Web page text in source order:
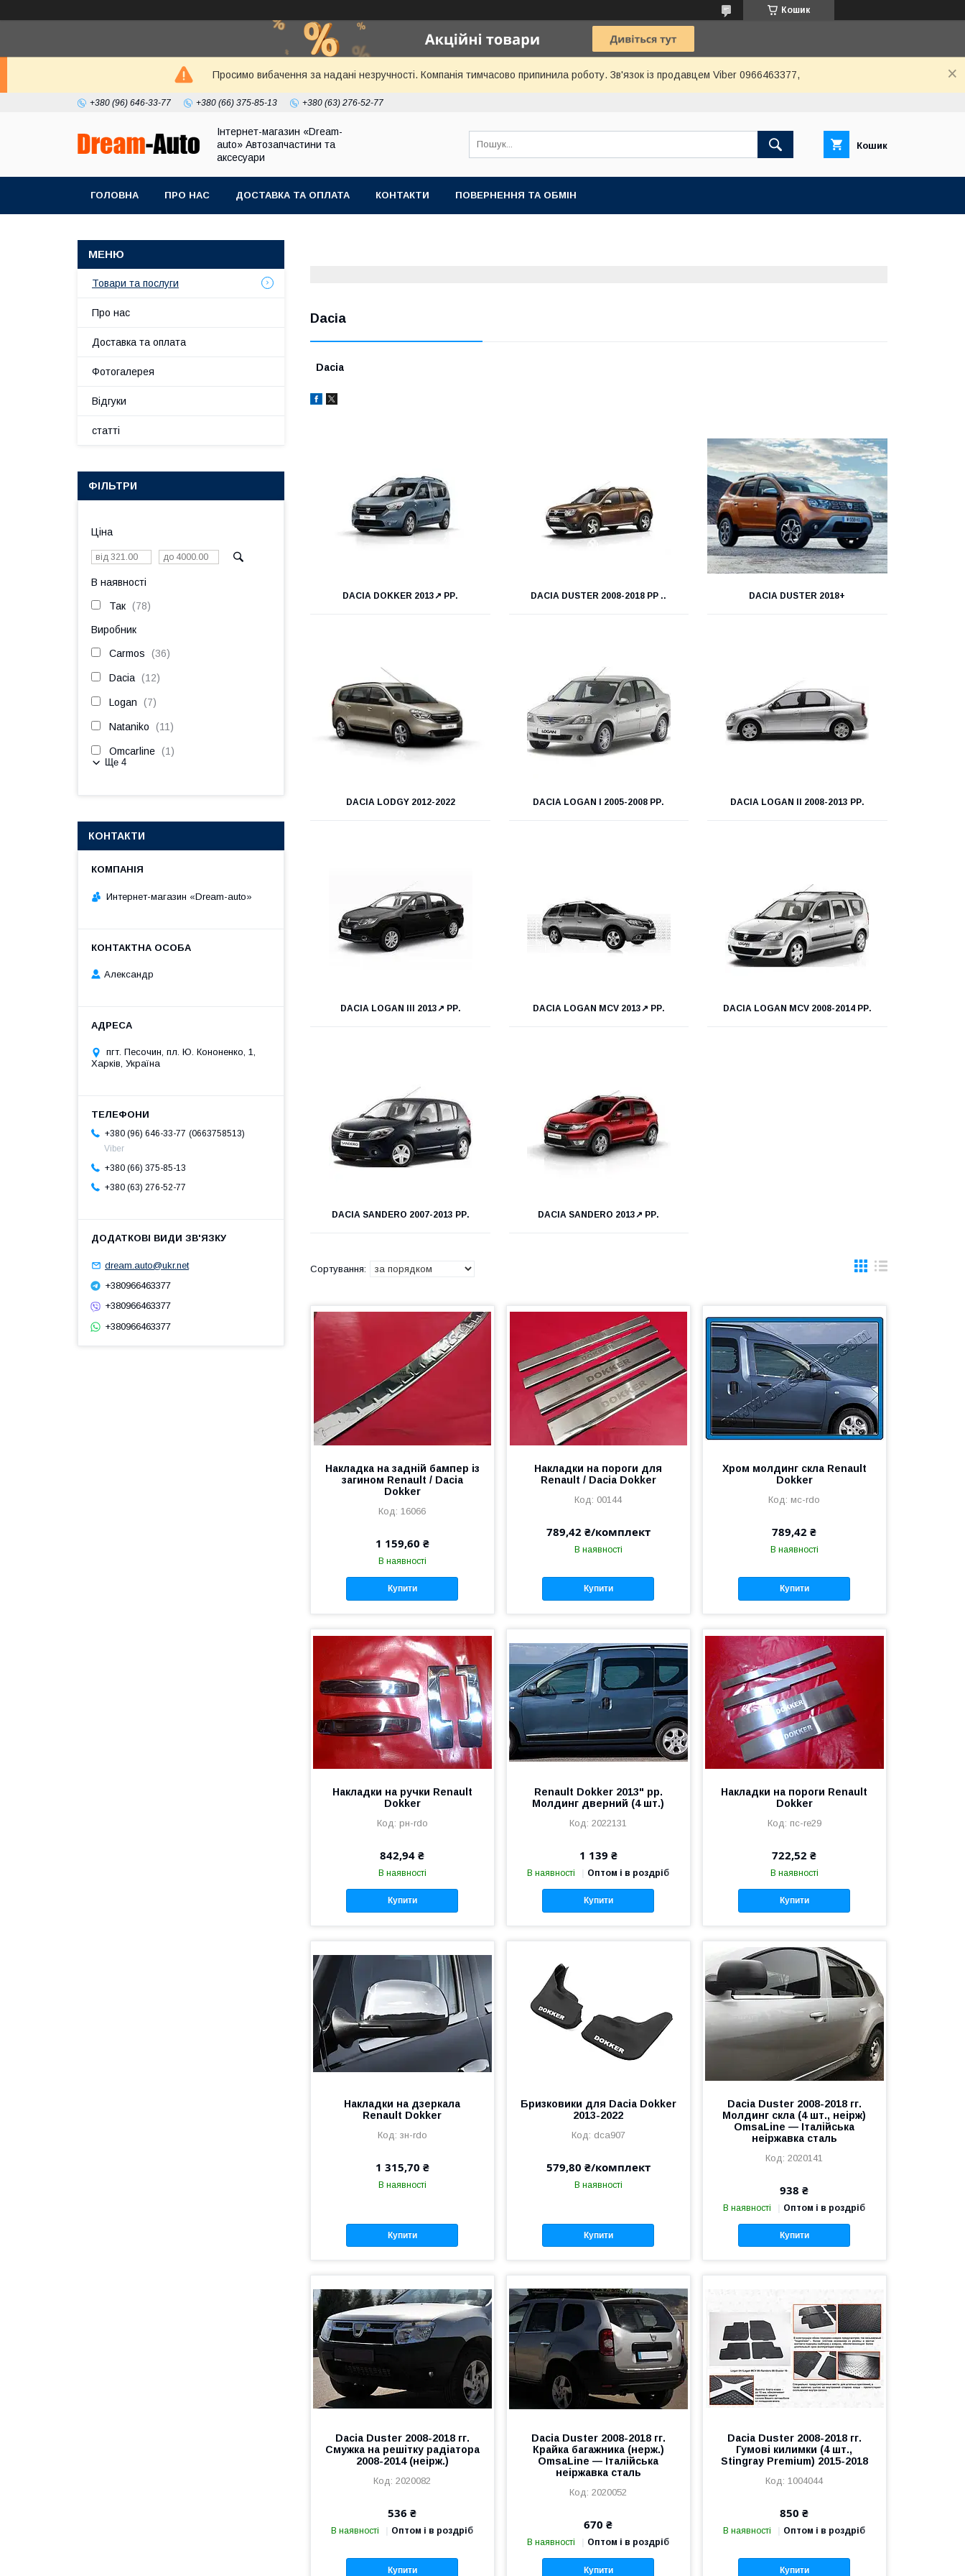
Кошик
Просимо вибачення за надані незручності. Компанія тимчасово припинила роботу. Зв'язок із продавцем Viber 0966463377,
+380 (96) 646-33-77 +380 (66) 375-85-13 +380 (63) 276-52-77
Інтернет-магазин «Dream-
auto» Автозапчастини та
аксесуари
Кошик
ГОЛОВНА ПРО НАС ДОСТАВКА ТА ОПЛАТА КОНТАКТИ ПОВЕРНЕННЯ ТА ОБМІН
Dacia
Dacia
DACIA DOKKER 2013↗ РР. DACIA DUSTER 2008-2018 РР .. DACIA DUSTER 2018+
DACIA LODGY 2012-2022 DACIA LOGAN I 2005-2008 РР. DACIA LOGAN II 2008-2013 РР.
DACIA LOGAN III 2013↗ РР. DACIA LOGAN MCV 2013↗ РР. DACIA LOGAN MCV 2008-2014 РР.
DACIA SANDERO 2007-2013 РР. DACIA SANDERO 2013↗ РР.
Накладка на задній бампер із
загином Renault / Dacia
Dokker
16066
1 159,60 ₴
В наявності
Купити
Накладки на пороги для
Renault / Dacia Dokker
00144
789,42 ₴/комплект
В наявності
Купити
Хром молдинг скла Renault
Dokker
мс-rdo
789,42 ₴
В наявності
Купити
Накладки на ручки Renault
Dokker
рн-rdo
842,94 ₴
В наявності
Купити
Renault Dokker 2013" рр.
Молдинг дверний (4 шт.)
2022131
1 139 ₴
В наявності Оптом і в роздріб
Купити
Накладки на пороги Renault
Dokker
пс-re29
722,52 ₴
В наявності
Купити
Накладки на дзеркала
Renault Dokker
зн-rdo
1 315,70 ₴
В наявності
Купити
Бризковики для Dacia Dokker
2013-2022
dca907
579,80 ₴/комплект
В наявності
Купити
Dacia Duster 2008-2018 гг.
Молдинг скла (4 шт., неірж)
OmsaLine — Італійська
неіржавка сталь
2020141
938 ₴
В наявності Оптом і в роздріб
Купити
Dacia Duster 2008-2018 гг.
Смужка на решітку радіатора
2008-2014 (неірж.)
2020082
536 ₴
В наявності Оптом і в роздріб
Купити
Dacia Duster 2008-2018 гг.
Крайка багажника (нерж.)
OmsaLine — Італійська
неіржавка сталь
2020052
670 ₴
В наявності Оптом і в роздріб
Купити
Dacia Duster 2008-2018 гг.
Гумові килимки (4 шт.,
Stingray Premium) 2015-2018
1004044
850 ₴
В наявності Оптом і в роздріб
Купити
Товари та послуги
Про нас
Доставка та оплата
Фотогалерея
Відгуки
статті
ФІЛЬТРИ
Ціна
В наявності
Так 78
Виробник
Carmos 36
Dacia 12
Logan 7
Nataniko 11
Omcarline 1
Ще 4
КОНТАКТИ
Интернет-магазин «Dream-auto»
Александр
пгт. Песочин, пл. Ю. Кононенко, 1,
Харків, Україна
+380 (96) 646-33-77
0663758513
Viber
+380 (66) 375-85-13
+380 (63) 276-52-77
dream.auto@ukr.net
+380966463377
+380966463377
+380966463377